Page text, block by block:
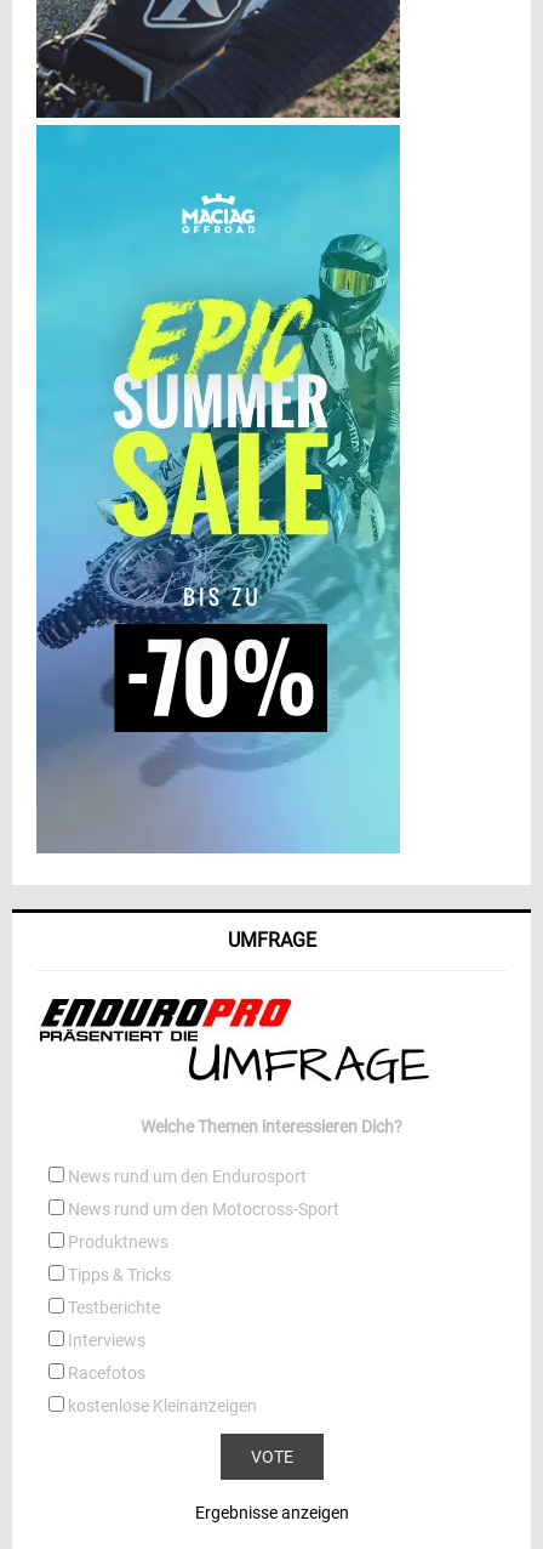
UMFRAGE
Welche Themen interessieren Dich?
News rund um den Endurosport
News rund um den Motocross-Sport
Produktnews
Tipps & Tricks
Testberichte
Interviews
Racefotos
kostenlose Kleinanzeigen
Ergebnisse anzeigen